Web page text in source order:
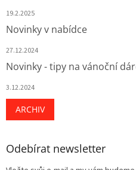
19.2.2025
Novinky v nabídce
27.12.2024
Novinky - tipy na vánoční
3.12.2024
ARCHIV
Odebírat newsletter